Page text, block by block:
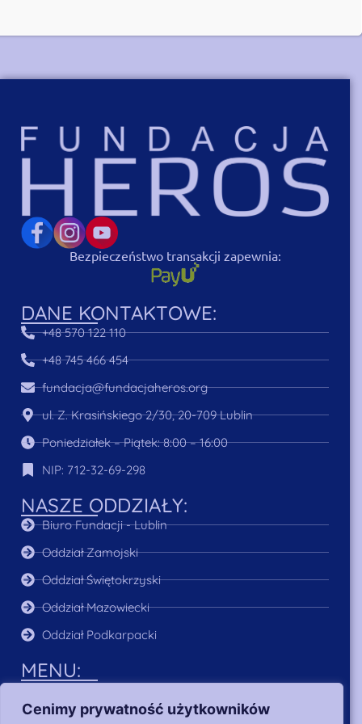
Cenimy prywatność użytkowników
Bezpieczeństwo transakcji zapewnia:
DANE KONTAKTOWE:
+48 570 122 110
+48 745 466 454
fundacja@fundacjaheros.org
ul. Z. Krasińskiego 2/30, 20-709 Lublin
Poniedziałek – Piątek: 8:00 – 16:00
NIP: 712-32-69-298
NASZE ODDZIAŁY:
Biuro Fundacji - Lublin
Oddział Zamojski
Oddział Świętokrzyski
Oddział Mazowiecki
Oddział Podkarpacki
MENU:
Aktualności